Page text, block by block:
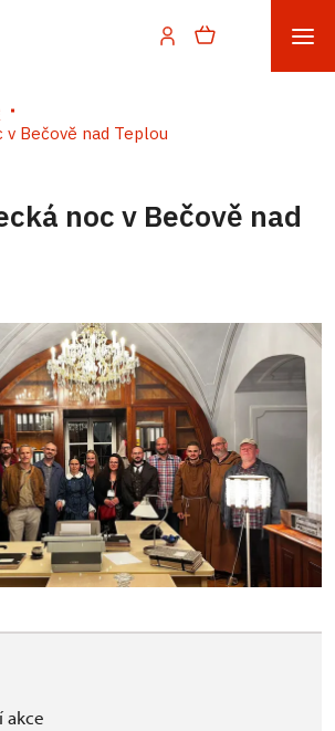
Bečově nad Teplou
noc v Bečově nad
akce